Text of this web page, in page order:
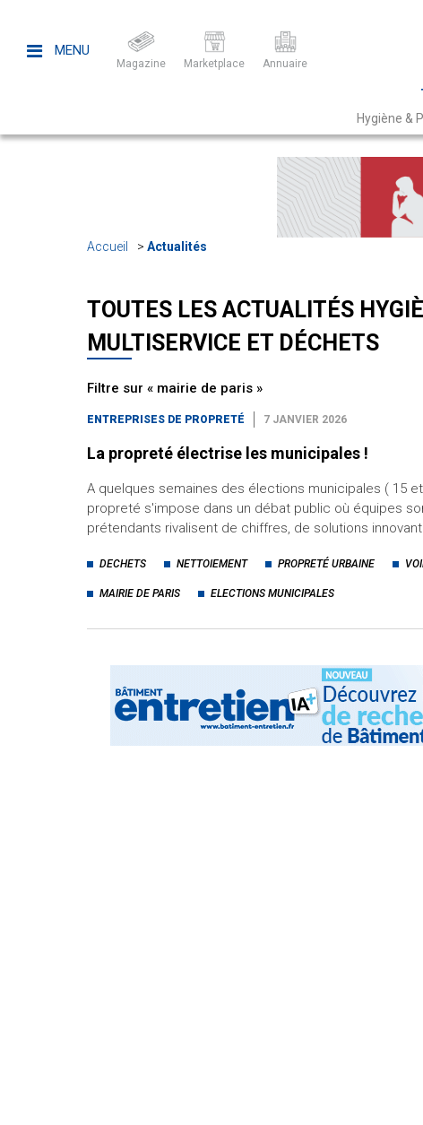
MENU
Magazine Marketplace Annuaire
Hygiène &
Accueil Actualités
TOUTES LES ACTUALITÉS
MULTISERVICE ET DÉCHETS
Filtre sur « mairie de paris »
ENTREPRISES DE PROPRETÉ 7 JANVIER 2026
La propreté électrise les municipales !
A quelques semaines des élections municipales ( 15
propreté s'impose dans un débat public où équipes
prétendants rivalisent de chiffres, de solutions
DECHETS NETTOIEMENT PROPRETÉ URBAINE
MAIRIE DE PARIS ELECTIONS MUNICIPALES